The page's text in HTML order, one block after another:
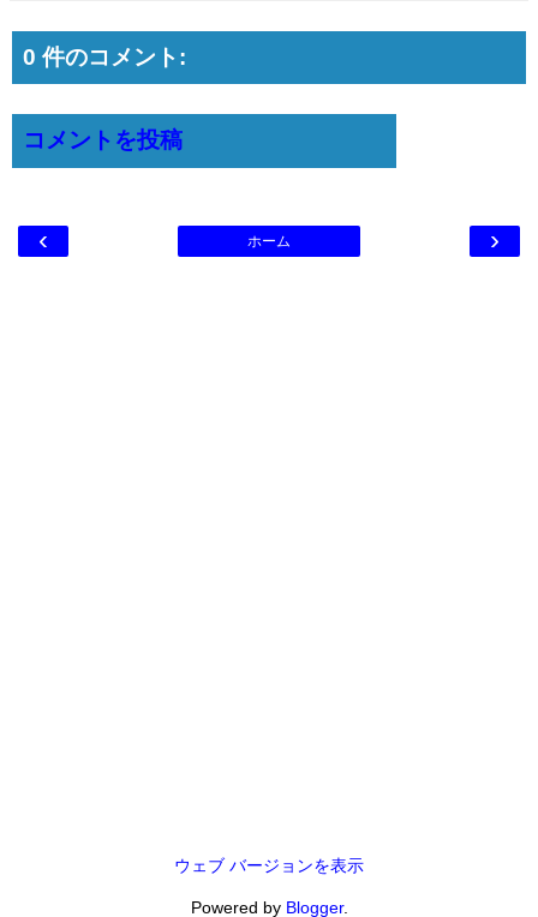
0 件のコメント:
コメントを投稿
‹ ›
ホーム
ウェブ バージョンを表示
Powered by Blogger.